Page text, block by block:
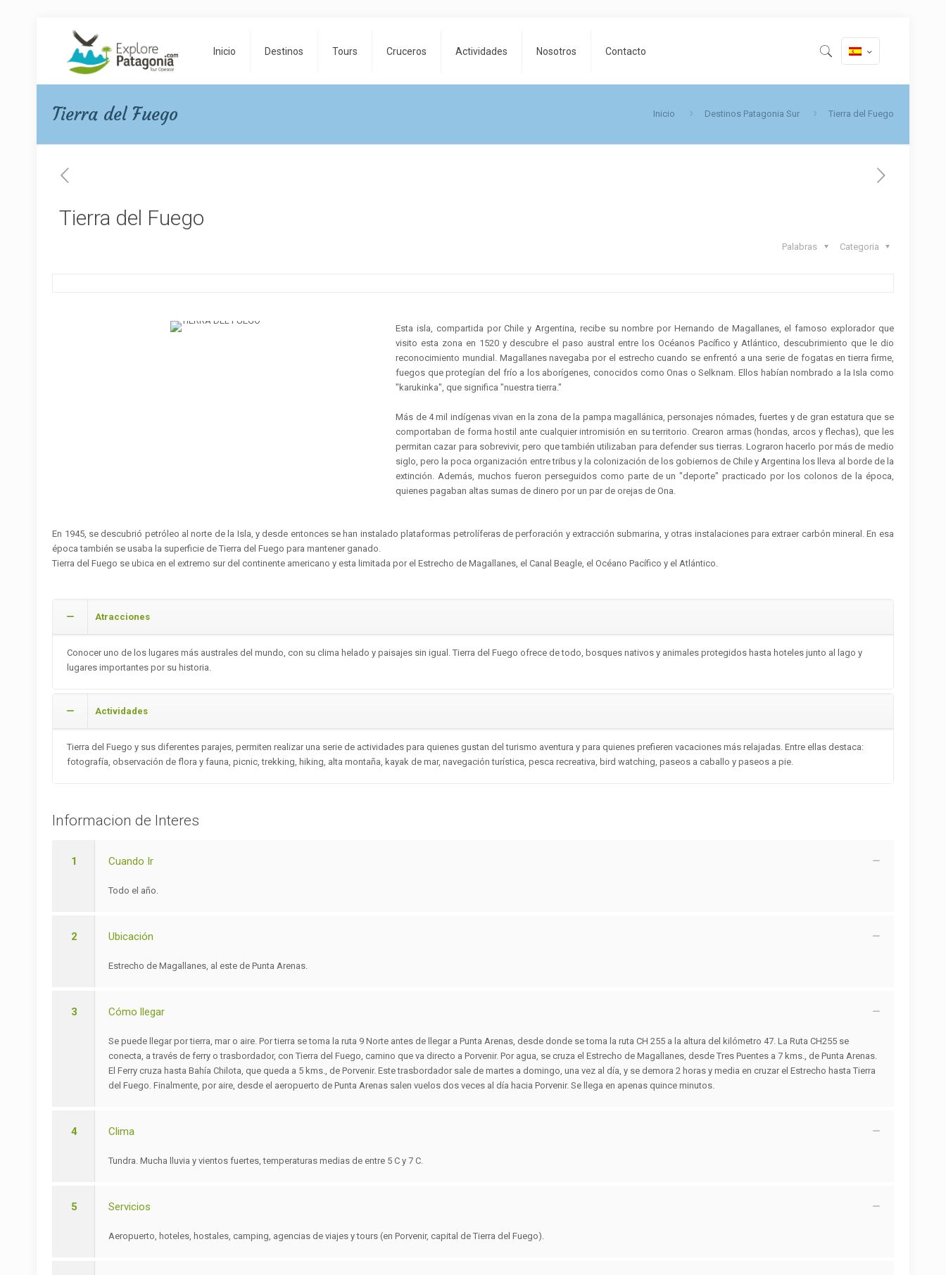
Inicio Destinos Tours Cruceros Actividades Nosotros Contacto
Tierra del Fuego Inicio Destinos Patagonia Sur Tierra del Fuego
Tierra del Fuego
Categoria
Palabras
Esta isla, compartida por Chile y Argentina, recibe su nombre por Hernando de Magallanes, el famoso explorador que
visito esta zona en 1520 y descubre el paso austral entre los Océanos Pacífico y Atlántico, descubrimiento que le dio
reconocimiento mundial. Magallanes navegaba por el estrecho cuando se enfrentó a una serie de fogatas en tierra firme,
fuegos que protegían del frío a los aborígenes, conocidos como Onas o Selknam. Ellos habían nombrado a la Isla como
"karukinka", que significa "nuestra tierra."
Más de 4 mil indígenas vivan en la zona de la pampa magallánica, personajes nómades, fuertes y de gran estatura que se
comportaban de forma hostil ante cualquier intromisión en su territorio. Crearon armas (hondas, arcos y flechas), que les
permitan cazar para sobrevivir, pero que también utilizaban para defender sus tierras. Lograron hacerlo por más de medio
siglo, pero la poca organización entre tribus y la colonización de los gobiernos de Chile y Argentina los lleva al borde de la
extinción. Además, muchos fueron perseguidos como parte de un "deporte" practicado por los colonos de la época,
quienes pagaban altas sumas de dinero por un par de orejas de Ona.
En 1945, se descubrió petróleo al norte de la Isla, y desde entonces se han instalado plataformas petrolíferas de perforación y extracción submarina, y otras instalaciones para extraer carbón mineral. En esa
época también se usaba la superficie de Tierra del Fuego para mantener ganado.
Tierra del Fuego se ubica en el extremo sur del continente americano y esta limitada por el Estrecho de Magallanes, el Canal Beagle, el Océano Pacífico y el Atlántico.
Atracciones
Conocer uno de los lugares más australes del mundo, con su clima helado y paisajes sin igual. Tierra del Fuego ofrece de todo, bosques nativos y animales protegidos hasta hoteles junto al lago y
lugares importantes por su historia.
Actividades
Tierra del Fuego y sus diferentes parajes, permiten realizar una serie de actividades para quienes gustan del turismo aventura y para quienes prefieren vacaciones más relajadas. Entre ellas destaca:
fotografía, observación de flora y fauna, picnic, trekking, hiking, alta montaña, kayak de mar, navegación turística, pesca recreativa, bird watching, paseos a caballo y paseos a pie.
Informacion de Interes
1 Cuando Ir
Todo el año.
2 Ubicación
Estrecho de Magallanes, al este de Punta Arenas.
3 Cómo llegar
Se puede llegar por tierra, mar o aire. Por tierra se toma la ruta 9 Norte antes de llegar a Punta Arenas, desde donde se toma la ruta CH 255 a la altura del kilómetro 47. La Ruta CH255 se
conecta, a través de ferry o trasbordador, con Tierra del Fuego, camino que va directo a Porvenir. Por agua, se cruza el Estrecho de Magallanes, desde Tres Puentes a 7 kms., de Punta Arenas.
El Ferry cruza hasta Bahía Chilota, que queda a 5 kms., de Porvenir. Este trasbordador sale de martes a domingo, una vez al día, y se demora 2 horas y media en cruzar el Estrecho hasta Tierra
del Fuego. Finalmente, por aire, desde el aeropuerto de Punta Arenas salen vuelos dos veces al día hacia Porvenir. Se llega en apenas quince minutos.
4 Clima
Tundra. Mucha lluvia y vientos fuertes, temperaturas medias de entre 5 C y 7 C.
5 Servicios
Aeropuerto, hoteles, hostales, camping, agencias de viajes y tours (en Porvenir, capital de Tierra del Fuego).